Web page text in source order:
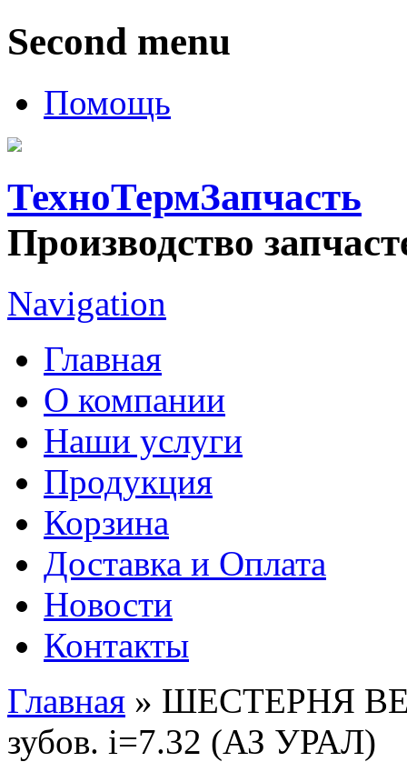
Second menu
Помощь
ТехноТермЗапчасть
Производство
Navigation
Главная
О компании
Наши услуги
Продукция
Корзина
Доставка и Оплата
Новости
Контакты
Вы здесь
Главная » ШЕСТЕРНЯ
зубов. i=7.32 (АЗ УРАЛ)